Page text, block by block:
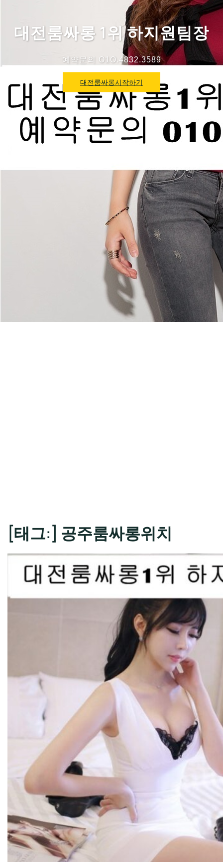
대전룸싸롱 1위 하지원팀장
예약문의 O1O.4832.3589
대전룸싸롱시작하기
[태그:] 공주룸싸롱위치